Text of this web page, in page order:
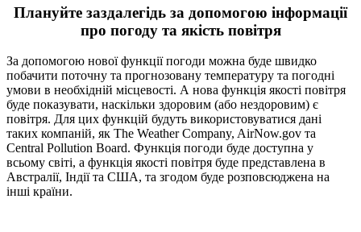
Плануйте заздалегідь за допомогою інформації
про погоду та якість повітря
За допомогою нової функції погоди можна буде швидко
побачити поточну та прогнозовану температуру та погодні
умови в необхідній місцевості. А нова функція якості повітря
буде показувати, наскільки здоровим (або нездоровим) є
повітря. Для цих функцій будуть використовуватися дані
таких компаній, як The Weather Company, AirNow.gov та
Central Pollution Board. Функція погоди буде доступна у
всьому світі, а функція якості повітря буде представлена в
Австралії, Індії та США, та згодом буде розповсюджена на
інші країни.